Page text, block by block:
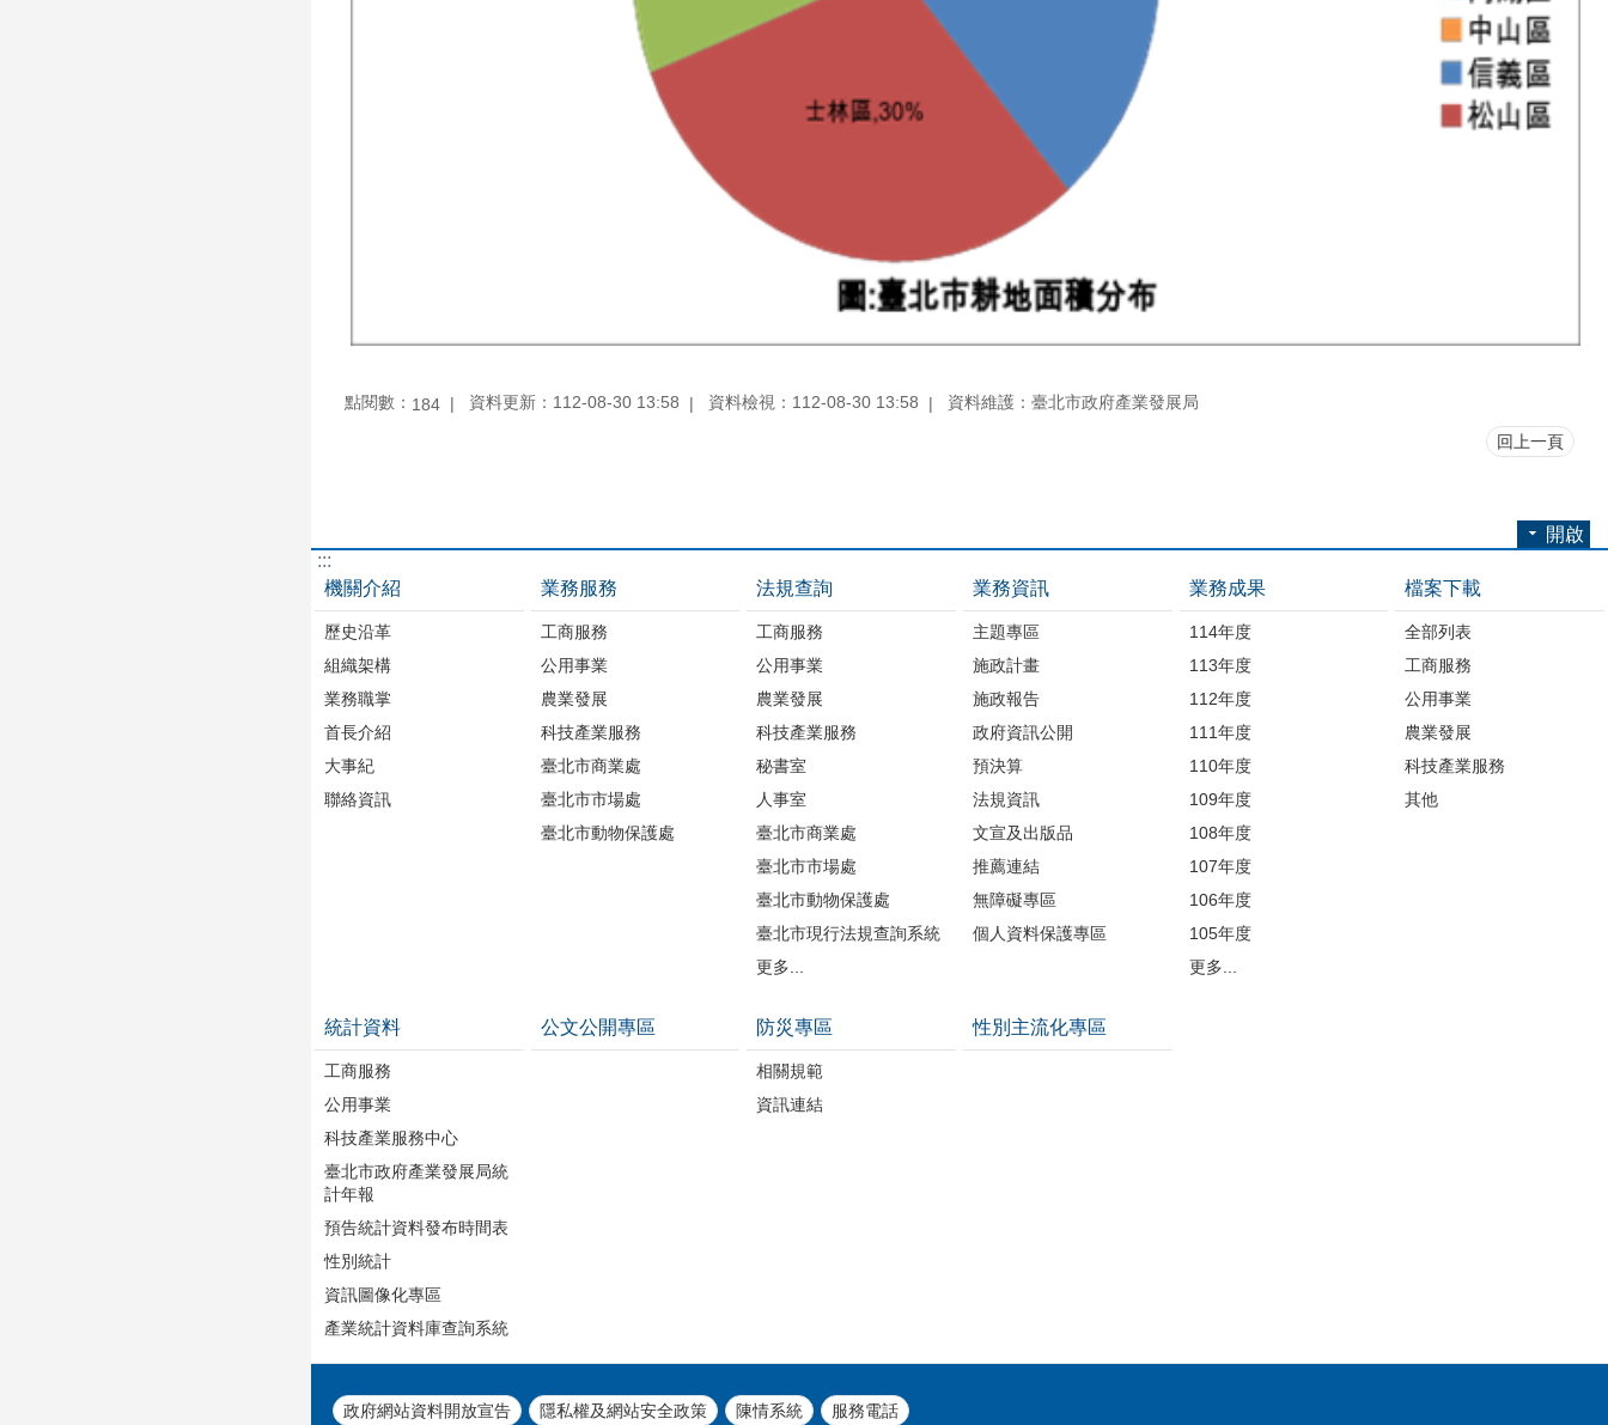
點閱數： 184 資料更新：112-08-30 13:58 資料檢視：112-08-30 13:58 資料維護：臺北市政府產業發展局
回上一頁
開啟
:::
機關介紹
歷史沿革
組織架構
業務職掌
首長介紹
大事紀
聯絡資訊
業務服務
工商服務
公用事業
農業發展
科技產業服務
臺北市商業處
臺北市市場處
臺北市動物保護處
法規查詢
工商服務
公用事業
農業發展
科技產業服務
秘書室
人事室
臺北市商業處
臺北市市場處
臺北市動物保護處
臺北市現行法規查詢系統
更多...
業務資訊
主題專區
施政計畫
施政報告
政府資訊公開
預決算
法規資訊
文宣及出版品
推薦連結
無障礙專區
個人資料保護專區
業務成果
114年度
113年度
112年度
111年度
110年度
109年度
108年度
107年度
106年度
105年度
更多...
檔案下載
全部列表
工商服務
公用事業
農業發展
科技產業服務
其他
統計資料
工商服務
公用事業
科技產業服務中心
臺北市政府產業發展局統
計年報
預告統計資料發布時間表
性別統計
資訊圖像化專區
產業統計資料庫查詢系統
公文公開專區 防災專區
相關規範
資訊連結
性別主流化專區
政府網站資料開放宣告 隱私權及網站安全政策 陳情系統 服務電話